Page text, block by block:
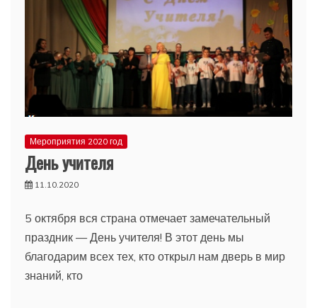
Мероприятия 2020 год
День учителя
11.10.2020
5 октября вся страна отмечает замечательный
праздник — День учителя! В этот день мы
благодарим всех тех, кто открыл нам дверь в мир
знаний, кто